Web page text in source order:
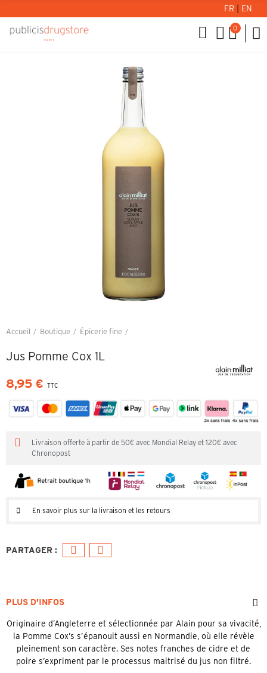
FR EN
0
Accueil Boutique Épicerie fine
Jus Pomme Cox 1L
8,95 € TTC
Livraison offerte à partir de 50€ avec Mondial Relay et 120€ avec
Chronopost
En savoir plus sur la livraison et les retours
PLUS D'INFOS
Originaire d’Angleterre et sélectionnée par Alain pour sa vivacité,
la Pomme Cox’s s’épanouit aussi en Normandie, où elle révèle
pleinement son caractère. Ses notes franches de cidre et de
poire s’expriment par le processus maitrisé du jus non filtré.